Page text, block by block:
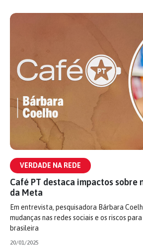
VERDADE NA REDE
Café PT destaca impactos sobre
da Meta
Em entrevista, pesquisadora Bárbara
mudanças nas redes sociais e os riscos
brasileira
20/01/2025